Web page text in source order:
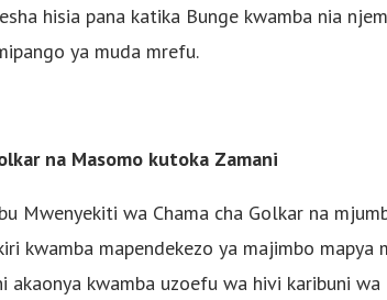
hisia pana katika Bunge kwamba nia
ya muda mrefu.
na Masomo kutoka Zamani
Mwenyekiti wa Chama cha Golkar na
kwamba mapendekezo ya majimbo mapya
kwamba uzoefu wa hivi karibuni wa